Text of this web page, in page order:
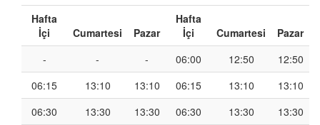
Hafta
İçi
Cumartesi Pazar
Hafta
İçi
Cumartesi
Pazar
-
- - 06:00 12:50
12:50
06:15
13:10 13:10 06:15 13:10
13:10
06:30
13:30 13:30 06:30 13:30
13:30